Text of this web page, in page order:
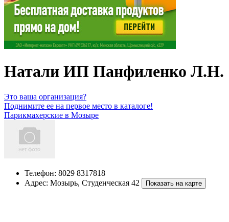
Натали ИП Панфиленко Л.Н.
Это ваша организация?
Поднимите ее на первое место в каталоге!
Парикмахерские в Мозыре
Телефон: 8029 8317818
Адрес: Мозырь, Студенческая 42